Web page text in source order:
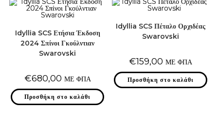
Idyllia SCS Ετήσια Έκδοση
2024 Σπίνοι Γκούλντιαν
Swarovski
€680,00 ΜΕ ΦΠΑ
Προσθήκη στο καλάθι
Idyllia SCS Πέταλο Ορχιδέας
Swarovski
€159,00 ΜΕ ΦΠΑ
Προσθήκη στο καλάθι